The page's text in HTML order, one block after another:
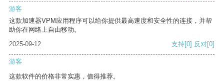
游客
这款加速器VPM应用程序可以给你提供最高速度和安全性的连接，并帮
助你在网络上自由移动。
2025-09-12
支持[0] 反对[0]
游客
这款软件的价格非常实惠，值得推荐。